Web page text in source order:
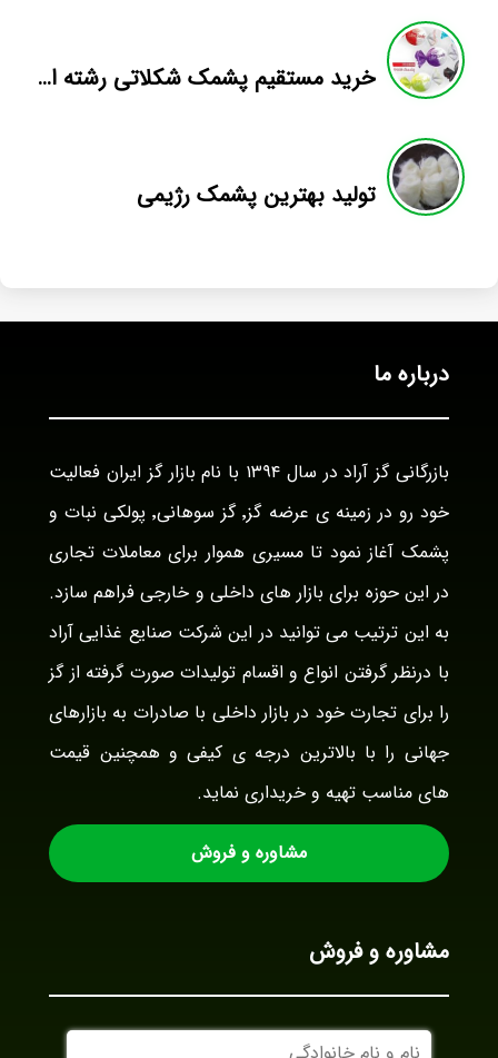
خرید مستقیم پشمک شکلاتی رشته ای شلاله
تولید بهترین پشمک رژیمی
درباره ما
بازرگانی گز آراد در سال ۱۳۹۴ با نام بازار گز ایران فعالیت
خود رو در زمینه ی عرضه گز٬ گز سوهانی٬ پولکی نبات و
پشمک آغاز نمود تا مسیری هموار برای معاملات تجاری
در این حوزه برای بازار های داخلی و خارجی فراهم سازد.
به این ترتیب می توانید در این شرکت صنایع غذایی آراد
با درنظر گرفتن انواع و اقسام تولیدات صورت گرفته از گز
را برای تجارت خود در بازار داخلی با صادرات به بازارهای
جهانی را با بالاترین درجه ی کیفی و همچنین قیمت
های مناسب تهیه و خریداری نماید.
مشاوره و فروش
مشاوره و فروش
نام